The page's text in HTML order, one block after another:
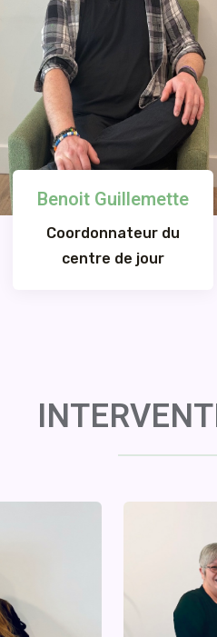
Benoit Guillemette
Coordonnateur du
centre de jour